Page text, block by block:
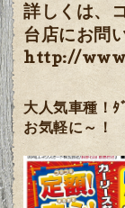
詳しくは、
台店にお問
http://
大人気車種！ﾀ
お気軽に～！